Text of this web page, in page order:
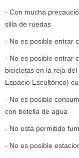
- Con mucha
silla de ruedas
- No es posible entrar
- No es posible entrar
bicicletas en la reja
Espacio Escultórico)
- No es posible
con botella de agua
- No está permitido
- No es posible